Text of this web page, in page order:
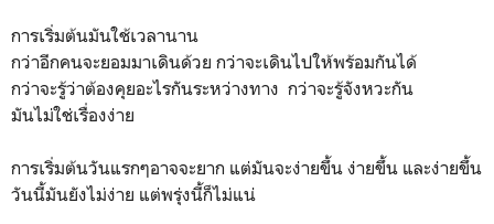
การเริ่มต้นมันใช้เวลานาน
กว่าอีกคนจะยอมมาเดินด้วย กว่าจะเดินไปให้พร้อมกันได้
กว่าจะรู้ว่าต้องคุยอะไรกันระหว่างทาง กว่าจะรู้จังหวะกัน
มันไม่ใช่เรื่องง่าย
การเริ่มต้นวันแรกๆอาจจะยาก แต่มันจะง่ายขึ้น ง่ายขึ้น และง่ายขึ้น
วันนี้มันยังไม่ง่าย แต่พรุ่งนี้ก็ไม่แน่